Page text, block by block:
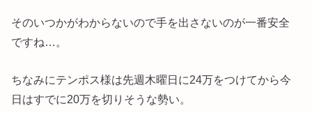
そのいつかがわからないので手を出さないのが一番安全
ですね…。
ちなみにテンポス様は先週木曜日に24万をつけてから今
日はすでに20万を切りそうな勢い。